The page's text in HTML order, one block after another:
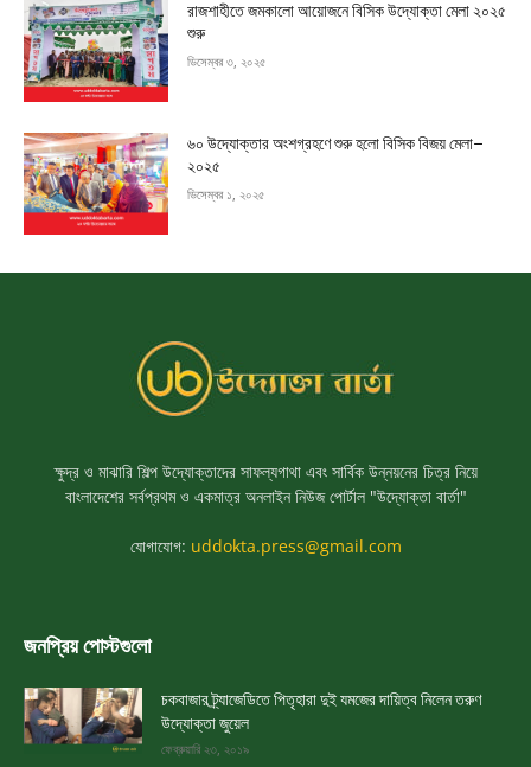
রাজশাহীতে জমকালো আয়োজনে বিসিক উদ্যোক্তা মেলা ২০২৫
শুরু
ডিসেম্বর ৩, ২০২৫
৬০ উদ্যোক্তার অংশগ্রহণে শুরু হলো বিসিক বিজয় মেলা–
২০২৫
ডিসেম্বর ১, ২০২৫
ক্ষুদ্র ও মাঝারি শিল্প উদ্যোক্তাদের সাফল্যগাথা এবং সার্বিক উন্নয়নের চিত্র নিয়ে
বাংলাদেশের সর্বপ্রথম ও একমাত্র অনলাইন নিউজ পোর্টাল "উদ্যোক্তা বার্তা"
যোগাযোগ: uddokta.press@gmail.com
জনপ্রিয় পোস্টগুলো
চকবাজার ট্র্যাজেডিতে পিতৃহারা দুই যমজের দায়িত্ব নিলেন তরুণ
উদ্যোক্তা জুয়েল
ফেব্রুয়ারি ২৩, ২০১৯